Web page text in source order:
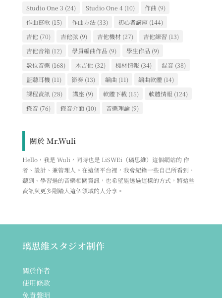
Studio One 3 (24) Studio One 4(10) 作曲 (9)
作曲寫歌(15) 作曲方法(33) 初心者講座 (144)
吉他 (70) 吉他弦(9) 吉他機材(27) 吉他練習 (13)
吉他音箱 (12) 學員編曲作品 (9) 學生作品 (9)
數位音樂(168) 木吉他 (32) 機材情報 (34) 混音 (38)
監聽耳機(11) 節奏(13) 編曲 (11) 編曲軟體 (14)
課程資訊(28) 講座 (9) 軟體下載(15) 軟體情報 (124)
錄音 (76) 錄音介面 (10) 音樂理論(9)
關於 Mr.Wuli
Hello，我是 Wuli，同時也是 LiSWEi（璃思維）這個網站的 作
者、設計、兼管理人。在這個平台裡，我會紀錄一些自己所看到、
聽到、學習過的音樂相關資訊，也希望能透過這樣的方式，將這些
資訊與更多剛踏入這個領域的人分享。
璃思維スタジオ制作
關於作者
使用條款
免責聲明